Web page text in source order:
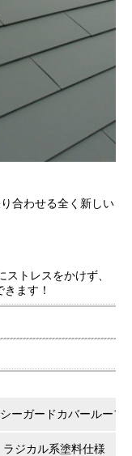
合わせる全く新しい
トレスをかけず、
ます！
ーガードカバールーフ
ラジカル系塗料仕様